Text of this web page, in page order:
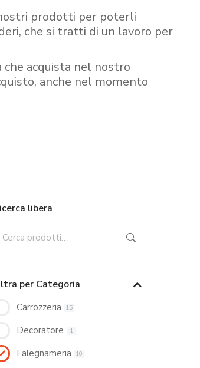
prodotti per poterli
che si tratti di un lavoro per
che acquista nel nostro
anche nel momento
libera
per Categoria
Carrozzeria 15
Decoratore 1
Falegnameria 10